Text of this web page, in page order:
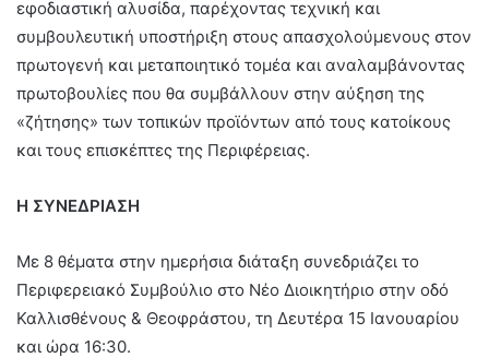
εφοδιαστική αλυσίδα, παρέχοντας τεχνική και
συμβουλευτική υποστήριξη στους απασχολούμενους στον
πρωτογενή και μεταποιητικό τομέα και αναλαμβάνοντας
πρωτοβουλίες που θα συμβάλλουν στην αύξηση της
«ζήτησης» των τοπικών προϊόντων από τους κατοίκους
και τους επισκέπτες της Περιφέρειας.
Η ΣΥΝΕΔΡΙΑΣΗ
Με 8 θέματα στην ημερήσια διάταξη συνεδριάζει το
Περιφερειακό Συμβούλιο στο Νέο Διοικητήριο στην οδό
Καλλισθένους & Θεοφράστου, τη Δευτέρα 15 Ιανουαρίου
και ώρα 16:30.